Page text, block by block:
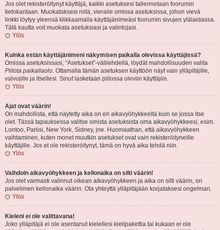
Jos olet rekisteröitynyt käyttäjä, kaikki asetuksesi tallennetaan foorumin
tietokantaan. Muokataksesi niitä, vieraile omissa asetuksissa, johon vievä
linkki löytyy yleensä klikkaamalla käyttäjänimeäsi foorumin sivujen ylälaidassa.
Tätä kautta voit muokata asetuksiasi ja valintojasi.
Ylös
Kuinka estän käyttäjänimeni näkymisen paikalla olevissa käyttäjissä?
Omissa asetuksissasi, “Asetukset”-välilehdellä, löydät mahdollisuuden valita
Piilota paikallaolo. Ottamalla tämän asetuksen käyttöön näyt vain ylläpitäjille,
valvojille ja itsellesi. Sinut lasketaan piilossa oleviin käyttäjiin.
Ylös
Ajat ovat väärin!
On mahdollista, että näytetty aika on eri aikavyöhykkeeltä kuin se jossa itse
olet. Tässä tapauksessa valitse omista asetuksista oma aikavyöhykkeesi, esim.
Lontoo, Pariisi, New York, Sidney, jne. Huomaathan, että aikavyöhykkeen
vaihtaminen, kuten monet muutkin asetukset ovat vain rekisteröityneille
käyttäjille. Jos et ole rekisteröitynyt, tämä on hyvä aika tehdä niin.
Ylös
Vaihdoin aikavyöhykkeen ja kellonaika on silti väärin!
Jos olet varmasti valinnut oikean aikavyöhykkeen ja aika on silti väärin, on
palvelimen kellonaika väärin. Ota yhteyttä ylläpitäjään korjataksesi ongelman.
Ylös
Kieleni ei ole valittavana!
Joko ylläpitäjä ei ole asentanut kielellesi kielipakettia tai kukaan ei ole